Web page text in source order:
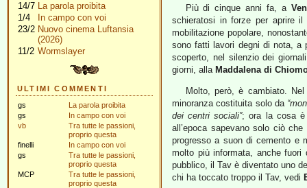
14/7 La parola proibita
1/4
In campo con voi
23/2 Nuovo cinema Luftansia
(2026)
11/2 Wormslayer
ULTIMI COMMENTI
gs
La parola proibita
gs
In campo con voi
vb
Tra tutte le passioni,
proprio questa
finelli
In campo con voi
gs
Tra tutte le passioni,
proprio questa
MCP
Tra tutte le passioni,
proprio questa
Più di cinque anni fa, a
schieratosi in forze per aprire
mobilitazione popolare,
sono fatti lavori degni di nota, a
scoperto, nel silenzio dei
giorni, alla Maddalena di
Molto, però, è cambiato.
minoranza costituita solo da
dei centri sociali”; ora la cosa è
all’epoca sapevano solo ciò
progresso a suon di cemento e
molto più informata, anche fuori
pubblico, il Tav è diventato uno
chi ha toccato troppo il Tav, vedi